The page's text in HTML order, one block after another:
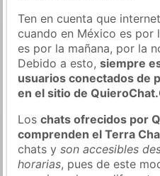
Ten en cuenta que
cuando en México es por
es por la mañana, por la
Debido a esto,siempre
usuarios conectados de
en el sitio de
Loschats ofrecidos por
comprenden el Terra
chats yson accesibles
horarias, pues de este